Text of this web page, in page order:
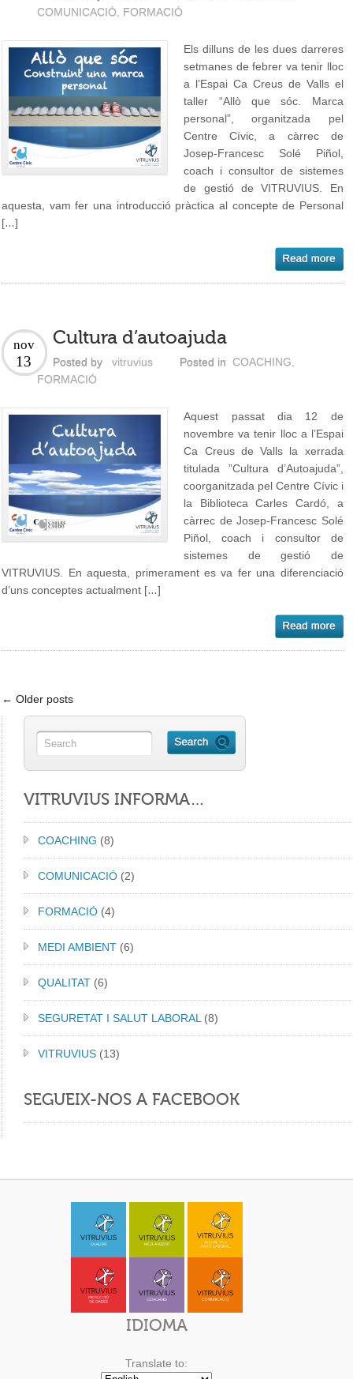
COMUNICACIÓ
FORMACIÓ
Els dilluns de les dues darreres
setmanes de febrer va tenir lloc
a l’Espai Ca Creus de Valls el
taller “Allò que sóc. Marca
personal”, organitzada pel
Centre Cívic, a càrrec de
Josep-Francesc Solé Piñol,
coach i consultor de sistemes
de gestió de VITRUVIUS. En
aquesta, vam fer una introducció pràctica al concepte de Personal
[…]
Cultura d’autoajuda
nov
13 Posted by vitruvius Posted in COACHING
FORMACIÓ
Aquest passat dia 12 de
novembre va tenir lloc a l’Espai
Ca Creus de Valls la xerrada
titulada ”Cultura d’Autoajuda”,
coorganitzada pel Centre Cívic i
la Biblioteca Carles Cardó, a
càrrec de Josep-Francesc Solé
Piñol, coach i consultor de
sistemes de gestió de
VITRUVIUS. En aquesta, primerament es va fer una diferenciació
d’uns conceptes actualment […]
← Older posts
VITRUVIUS INFORMA…
COACHING (8)
COMUNICACIÓ (2)
FORMACIÓ (4)
MEDI AMBIENT (6)
QUALITAT (6)
SEGURETAT I SALUT LABORAL (8)
VITRUVIUS (13)
SEGUEIX-NOS A FACEBOOK
IDIOMA
Translate to: